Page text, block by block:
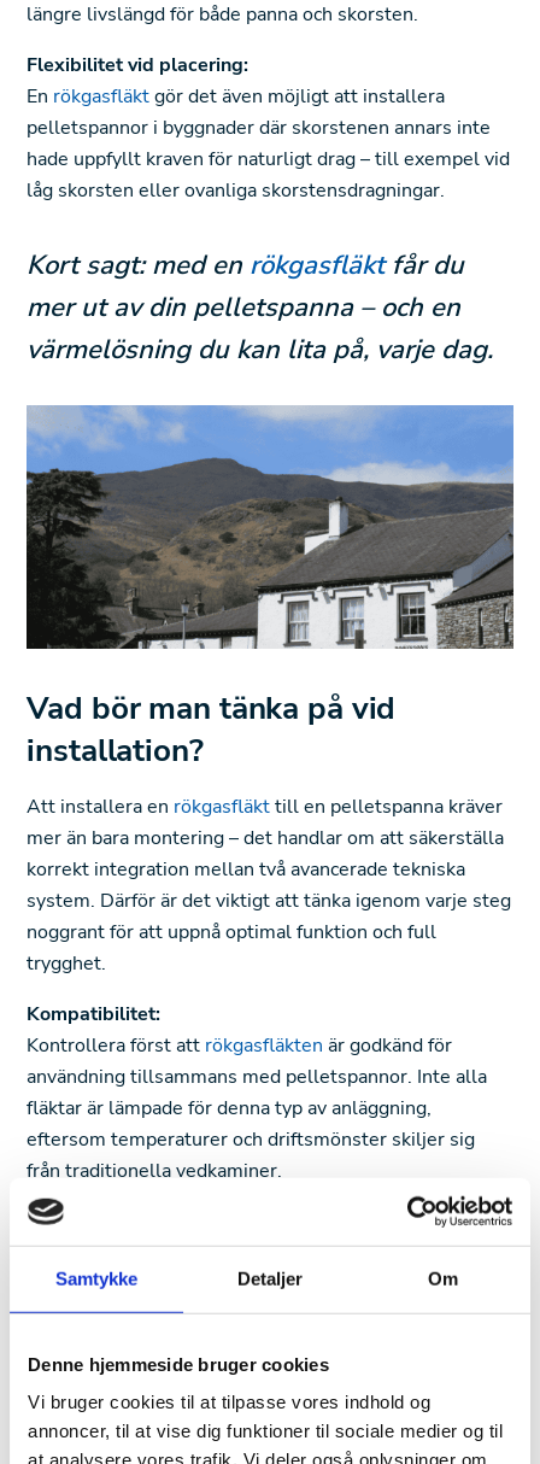
Samtykke Detaljer Om
Denne hjemmeside bruger cookies
Vi bruger cookies til at tilpasse vores indhold og
annoncer, til at vise dig funktioner til sociale medier og til
at analysere vores trafik. Vi deler også oplysninger om
längre livslängd för både panna och skorsten.
Flexibilitet vid placering:
En rökgasfläktgör det även möjligt att installera
pelletspannor i byggnader där skorstenen annars inte
hade uppfyllt kraven för naturligt drag – till exempel vid
låg skorsten eller ovanliga skorstensdragningar.
Kort sagt: med en rökgasfläktfår du
mer ut av din pelletspanna – och en
värmelösning du kan lita på, varje dag.
Vad bör man tänka på vid
installation?
Att installera en rökgasfläkttill en pelletspanna kräver
mer än bara montering – det handlar om att säkerställa
korrekt integration mellan två avancerade tekniska
system. Därför är det viktigt att tänka igenom varje steg
noggrant för att uppnå optimal funktion och full
trygghet.
Kompatibilitet:
Kontrollera först att rökgasfläkten är godkänd för
användning tillsammans med pelletspannor. Inte alla
fläktar är lämpade för denna typ av anläggning,
eftersom temperaturer och driftsmönster skiljer sig
från traditionella vedkaminer.
Styrning och reglering:
En pelletspanna arbetar automatiskt, och fläkten bör
kunna styras därefter. Det kan innebära att du behöver
en extern varvtalsregulator eller en integrerad
Exodraft erbjuder flera lösningar med digital styrning
som enkelt kan kopplas till pelletspannans
kontrollpanel.